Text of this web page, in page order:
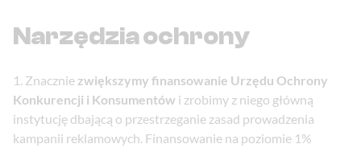
Narzędzia ochrony
Znacznie zwiększymy finansowanie Urzędu Ochrony
Konkurencji i Konsumentów i zrobimy z niego główną
instytucję dbającą o przestrzeganie zasad prowadzenia
kampanii reklamowych. Finansowanie na poziomie 1%